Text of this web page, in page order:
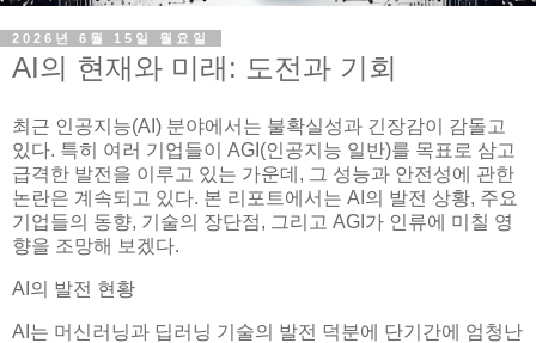
2026년 6월 15일 월요일
AI의 현재와 미래: 도전과 기회
최근 인공지능(AI) 분야에서는 불확실성과 긴장감이 감돌고
있다. 특히 여러 기업들이 AGI(인공지능 일반)를 목표로 삼고
급격한 발전을 이루고 있는 가운데, 그 성능과 안전성에 관한
논란은 계속되고 있다. 본 리포트에서는 AI의 발전 상황, 주요
기업들의 동향, 기술의 장단점, 그리고 AGI가 인류에 미칠 영
향을 조망해 보겠다.
AI의 발전 현황
AI는 머신러닝과 딥러닝 기술의 발전 덕분에 단기간에 엄청난